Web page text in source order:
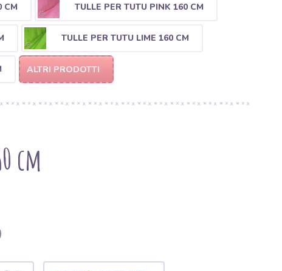
CM TULLE PER TUTU PINK 160 CM
TULLE PER TUTU LIME 160 CM
ALTRI PRODOTTI
cm